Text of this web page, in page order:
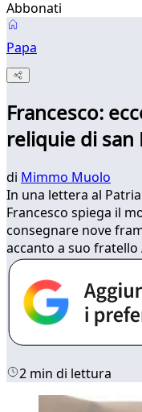
Abbonati
Papa
Francesco:
reliquie di
di Mimmo Muolo
In una lettera al
Francesco spiega il
consegnare nove
accanto a suo fratello
2 min di lettura